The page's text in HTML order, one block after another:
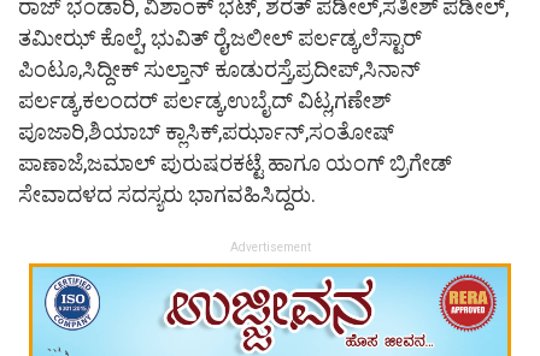
ರಾಜ್ ಭಂಡಾರಿ, ವಿಶಾಂಕ್ ಭಟ್, ಶರತ್ ಪಡೀಲ್,ಸತೀಶ್ ಪಡೀಲ್,
ತಮೀಝ್ ಕೊಲ್ಪೆ, ಭುವಿತ್ ರೈ,ಜಲೀಲ್ ಪರ್ಲಡ್ಕ,ಲೆಸ್ಟಾರ್
ಪಿಂಟೂ,ಸಿದ್ದೀಕ್ ಸುಲ್ತಾನ್ ಕೂಡುರಸ್ತೆ,ಪ್ರದೀಪ್,ಸಿನಾನ್
ಪರ್ಲಡ್ಕ,ಕಲಂದರ್ ಪರ್ಲಡ್ಕ,ಉಬೈದ್ ವಿಟ್ಲ,ಗಣೇಶ್
ಪೂಜಾರಿ,ಶಿಯಾಬ್ ಕ್ಲಾಸಿಕ್,ಪರ್ಝಾನ್,ಸಂತೋಷ್
ಪಾಣಾಜೆ,ಜಮಾಲ್ ಪುರುಷರಕಟ್ಟೆ ಹಾಗೂ ಯಂಗ್ ಬ್ರಿಗೇಡ್
ಸೇವಾದಳದ ಸದಸ್ಯರು ಭಾಗವಹಿಸಿದ್ದರು.
Advertisement